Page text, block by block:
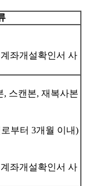
좌개설확인서 사
, 스캔본, 재복사본
부터 3개월 이내)
좌개설확인서 사